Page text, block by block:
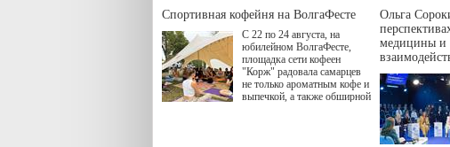
Спортивная кофейня на ВолгаФесте
С 22 по 24 августа, на
юбилейном ВолгаФесте,
площадка сети кофеен
"Корж" радовала самарцев
не только ароматным кофе и
выпечкой, а также обширной
Ольга
медицины и